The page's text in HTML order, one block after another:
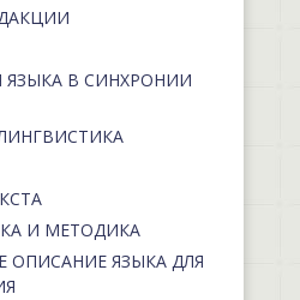
ЯЗЫКА В СИНХРОНИИ
И МЕТОДИКА
ОПИСАНИЕ ЯЗЫКА ДЛЯ